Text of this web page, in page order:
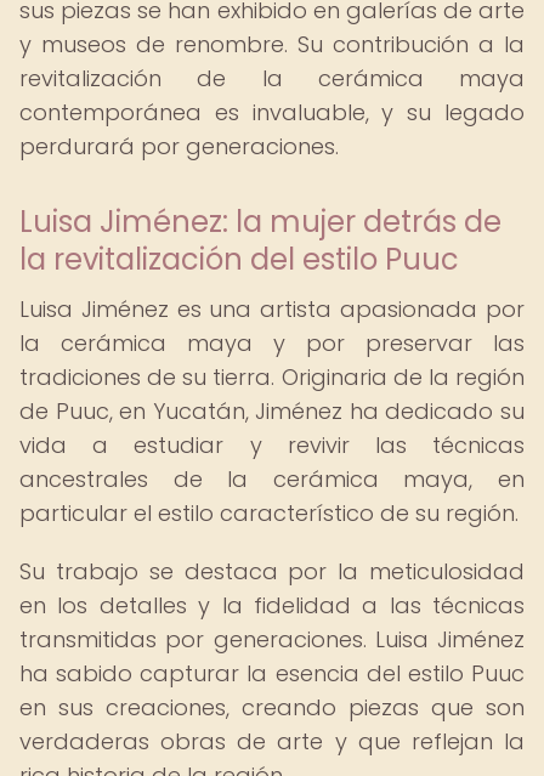
sus piezas se han exhibido en galerías de arte
y museos de renombre. Su contribución a la
revitalización de la cerámica maya
contemporánea es invaluable, y su legado
perdurará por generaciones.
Luisa Jiménez: la mujer detrás de
la revitalización del estilo Puuc
Luisa Jiménez es una artista apasionada por
la cerámica maya y por preservar las
tradiciones de su tierra. Originaria de la región
de Puuc, en Yucatán, Jiménez ha dedicado su
vida a estudiar y revivir las técnicas
ancestrales de la cerámica maya, en
particular el estilo característico de su región.
Su trabajo se destaca por la meticulosidad
en los detalles y la fidelidad a las técnicas
transmitidas por generaciones. Luisa Jiménez
ha sabido capturar la esencia del estilo Puuc
en sus creaciones, creando piezas que son
verdaderas obras de arte y que reflejan la